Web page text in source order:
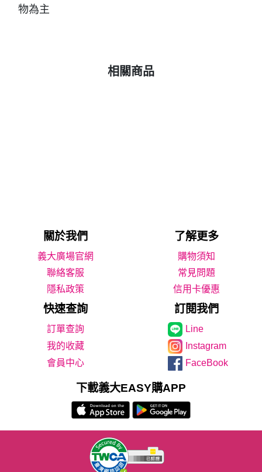
物為主
相關商品
關於我們 了解更多
義大廣場官網
購物須知
聯絡客服
常見問題
隱私政策
信用卡優惠
快速查詢 訂閱我們
Line
我的收藏
Instagram
會員中心
FaceBook
下載義大EASY購APP